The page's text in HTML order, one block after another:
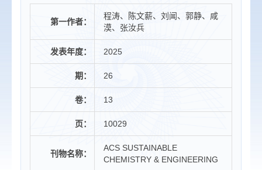
第一作者：
程涛、陈文薪、刘闻、郭静、咸
漠、张汝兵
发表年度： 2025
期： 26
卷： 13
页： 10029
刊物名称：
ACS SUSTAINABLE
CHEMISTRY & ENGINEERING